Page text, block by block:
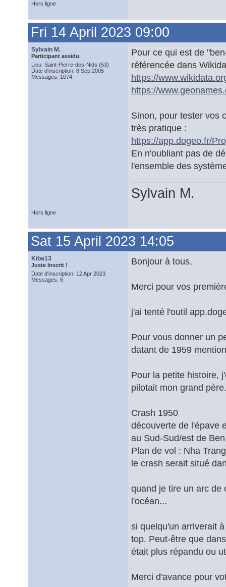
Hors ligne
Fri 14 April 2023 09:00
Sylvain M.
Participant assidu
Lieu: Saint-Pierre-des-Nids (53)
Date d'inscription: 8 Sep 2005
Messages: 1074
Pour ce qui est de
référencée dans
https://
https://
Sinon, pour tester vos
très pratique :
https://app.dogeo.fr/
En n'oubliant pas de
l'ensemble des
Sylvain M.
Hors ligne
Sat 15 April 2023 14:05
Kiba13
Juste Inscrit !
Date d'inscription: 12 Apr 2023
Messages: 6
Bonjour à tous,
Merci pour vos
j'ai tenté l'outil
Pour vous donner un
datant de 1959
Pour la petite histoire,
pilotait mon grand père.
Crash 1950
découverte de l'épave
au Sud-Sud/est de
Plan de vol : Nha
le crash serait situé
quand je tire un arc de
l'océan...
si quelqu'un arriverait
top. Peut-être que
était plus répandu ou
Merci d'avance pour